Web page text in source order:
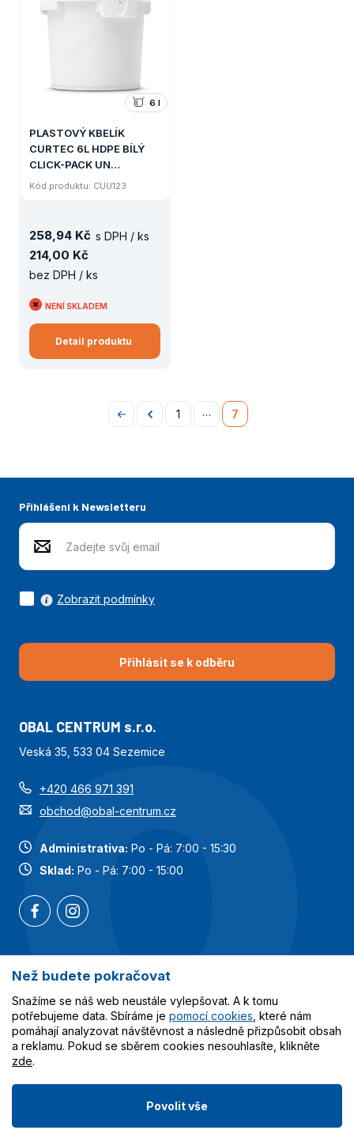
PLASTOVÝ KBELÍK
CURTEC 6L HDPE BÍLÝ
CLICK-PACK UN
KÓNICKÝ MODRÉ
Kód produktu: CUU123
6 l
258,94 Kč s DPH / ks
214, 00 Kč
bez DPH / ks
NENÍ SKLADEM
Detail produktu
Na
Předchozí
1 … 7
Přihlášení k Newsletteru
Přihlásit se k odběru
Zobrazit podmínky
OBAL CENTRUM s.r.o.
Veská 35, 533 04 Sezemice
+420 466 971 391
obchod@obal-centrum.cz
Administrativa: Po - Pá: 7:00 - 15:30
Sklad: Po - Pá: 7:00 - 15:00
Nejoblíbenější kategorie
Služby
Vše o nákupu
Než budete pokračovat
Snažíme se náš web neustále vylepšovat. A k tomu
potřebujeme data. Sbíráme je pomocí cookies , které nám
pomáhají analyzovat návštěvnost a následně přizpůsobit obsah
a reklamu. Pokud se sběrem cookies nesouhlasíte, klikněte
zde.
Povolit vše